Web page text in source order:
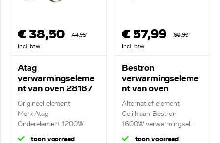
€ 38,50
44,95
Incl. btw
Atag
verwarmingseleme
nt van oven 28187
Origineel element
Merk Atag
Onderelement 1200W
toon voorraad
€ 57,99
69,99
Incl. btw
Bestron
verwarmingseleme
nt van oven
0606091
Alternatief element
Gelijk aan Bestron
1600W verwarmingsel...
toon voorraad